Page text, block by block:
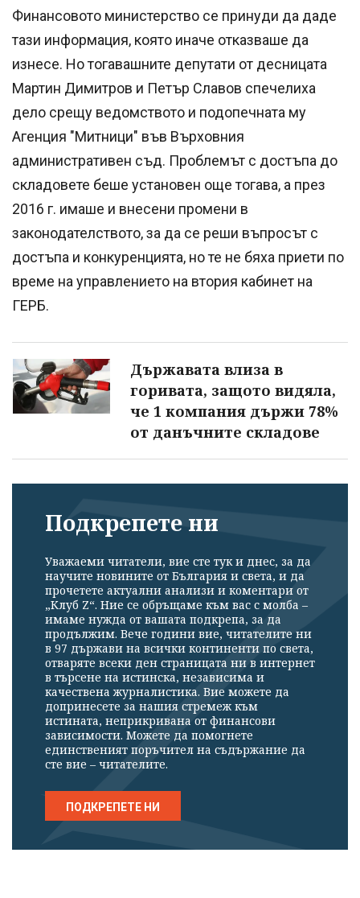
Финансовото министерство се принуди да даде
тази информация, която иначе отказваше да
изнесе. Но тогавашните депутати от десницата
Мартин Димитров и Петър Славов спечелиха
дело срещу ведомството и подопечната му
Агенция "Митници" във Върховния
административен съд. Проблемът с достъпа до
складовете беше установен още тогава, а през
2016 г. имаше и внесени промени в
законодателството, за да се реши въпросът с
достъпа и конкуренцията, но те не бяха приети по
време на управлението на втория кабинет на
ГЕРБ.
Държавата влиза в
горивата, защото видяла,
че 1 компания държи 78%
от данъчните складове
Подкрепете ни
Уважаеми читатели, вие сте тук и днес, за да
научите новините от България и света, и да
прочетете актуални анализи и коментари от
„Клуб Z“. Ние се обръщаме към вас с молба –
имаме нужда от вашата подкрепа, за да
продължим. Вече години вие, читателите ни
в 97 държави на всички континенти по света,
отваряте всеки ден страницата ни в интернет
в търсене на истинска, независима и
качествена журналистика. Вие можете да
допринесете за нашия стремеж към
истината, неприкривана от финансови
зависимости. Можете да помогнете
единственият поръчител на съдържание да
сте вие – читателите.
ПОДКРЕПЕТЕ НИ